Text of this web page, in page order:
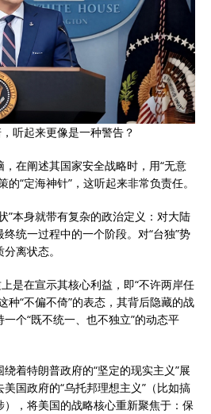
听起来更像是一种警告？
在阐述其国家安全战略时，用“无意
“定海神针”，这听起来非常负责任。
”本身就带有复杂的政治定义：对大陆
统一过程中的一个阶段。对“台独”势
离状态。
是在宣示其核心利益，即“不许两岸任
种“不偏不倚”的表态，其背后隐藏的战
个“既不统一、也不独立”的动态平
着特朗普政府的“坚定的现实主义”展
国政府的“乌托邦理想主义”（比如搞
，将美国的战略核心重新聚焦于：保